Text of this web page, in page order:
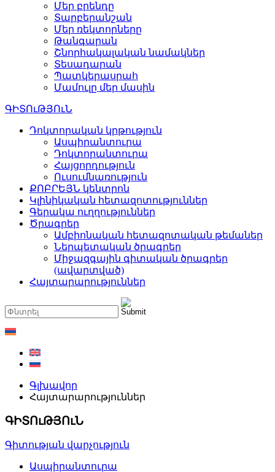
Մեր բրենդը
Տարբերանշան
Մեր ռեկտորները
Թանգարան
Շնորհակալական նամակներ
Տեսադարան
Պատկերասրահ
Մամուլը մեր մասին
ԳԻՏՈւԹՅՈւՆ
Դոկտորական կրթություն
Ասպիրանտուրա
Դոկտորանտուրա
Հայցորդություն
Ուսումնառություն
ՔՈԲՐԵՅՆ կենտրոն
Կլինիկական հետազոտություններ
Գերակա ուղղություններ
Ծրագրեր
Ամբիոնական հետազոտական թեմաներ
Ներպետական ծրագրեր
Միջազգային գիտական ծրագրեր
(ավարտված)
Հայտարարություններ
Գլխավոր
Հայտարարություններ
ԳԻՏՈւԹՅՈւՆ
Գիտության վարչություն
Ասպիրանտուրա